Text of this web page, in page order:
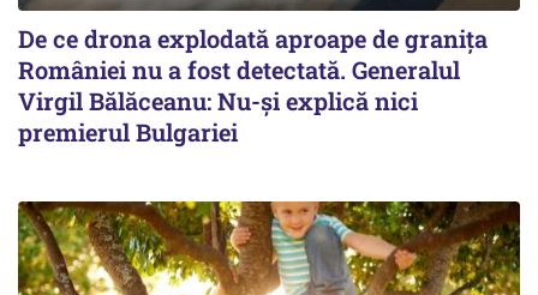
De ce drona explodată aproape de granița
României nu a fost detectată. Generalul
Virgil Bălăceanu: Nu-și explică nici
premierul Bulgariei